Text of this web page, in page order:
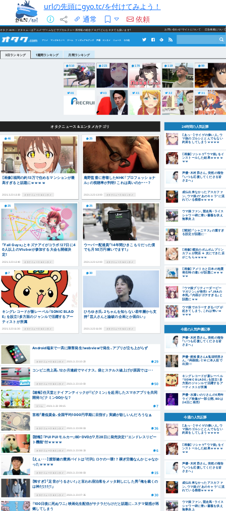
urlの先頭にgyo.tc/を付けてみよう！
通常
依頼